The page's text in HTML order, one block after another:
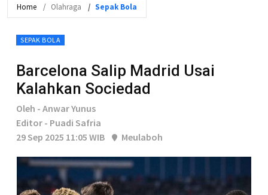
Home Olahraga Sepak Bola
SEPAK BOLA
Barcelona Salip Madrid Usai
Kalahkan Sociedad
Oleh - Anwar Yunus
Editor - Puadi Safria
29 Sep 2025 11:05 WIB
Meulaboh